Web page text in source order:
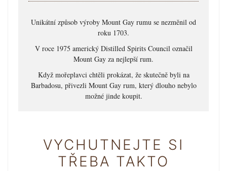
Unikátní způsob výroby Mount Gay rumu se nezměnil od
roku 1703.
V roce 1975 americký Distilled Spirits Council označil
Mount Gay za nejlepší rum.
Když mořeplavci chtěli prokázat, že skutečně byli na
Barbadosu, přivezli Mount Gay rum, který dlouho nebylo
možné jinde koupit.
VYCHUTNEJTE SI
TŘEBA TAKTO